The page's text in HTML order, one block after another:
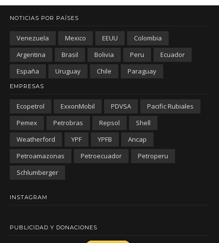
NOTICIAS POR PAÍSES
Venezuela Mexico EEUU
Colombia
Argentina
Brasil Bolivia Peru
Ecuador
España
Uruguay Chile Paraguay
EMPRESAS
Ecopetrol ExxonMobil PDVSA
Pacific Rubiales
Pemex
Petrobras Repsol
Shell
Weatherford
YPF YPFB
Ancap
Petroamazonas
Petroecuador
Petroperu
Schlumberger
INSTAGRAM
PUBLICIDAD Y DONACIONES